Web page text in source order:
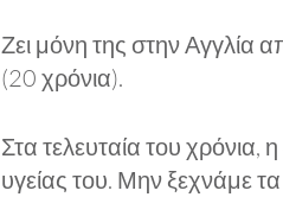
Ζει μόνη της στην Αγγλία
(20 χρόνια).
Στα τελευταία του χρόνια,
υγείας του. Μην ξεχνάμε